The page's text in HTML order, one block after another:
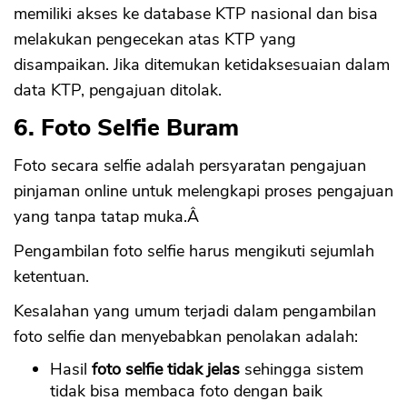
memiliki akses ke database KTP nasional dan bisa
melakukan pengecekan atas KTP yang
disampaikan. Jika ditemukan ketidaksesuaian dalam
data KTP, pengajuan ditolak.
6. Foto Selfie Buram
Foto secara selfie adalah persyaratan pengajuan
pinjaman online untuk melengkapi proses pengajuan
yang tanpa tatap muka.Â
Pengambilan foto selfie harus mengikuti sejumlah
ketentuan.
Kesalahan yang umum terjadi dalam pengambilan
foto selfie dan menyebabkan penolakan adalah:
Hasil foto selfie tidak jelas sehingga sistem
tidak bisa membaca foto dengan baik